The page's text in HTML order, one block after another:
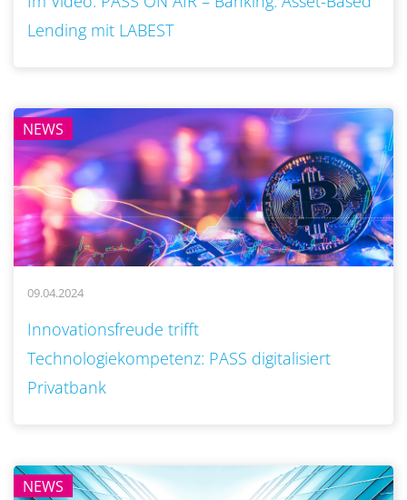
Lending mit LABEST
NEWS
09.04.2024
Innovationsfreude trifft
Technologiekompetenz: PASS digitalisiert
Privatbank
NEWS